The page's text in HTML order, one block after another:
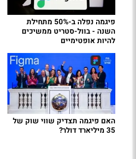
פיגמה נפלה ב-50% מתחילת
השנה - בוול-סטריט ממשיכים
להיות אופטימיים
האם פיגמה תצדיק שווי שוק של
35 מיליארד דולר?